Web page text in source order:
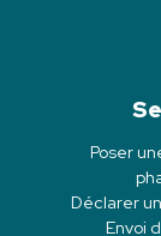
Poser
Déclarer
Envoi